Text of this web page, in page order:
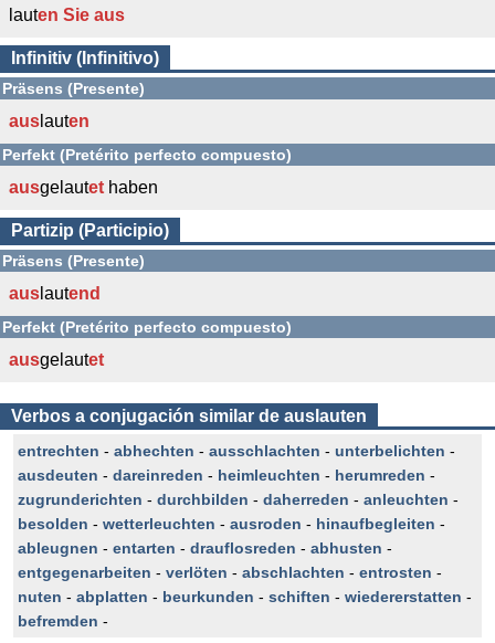
lauten Sie aus
Infinitiv (Infinitivo)
Präsens (Presente)
aus lauten
Perfekt (Pretérito perfecto compuesto)
ausgelautet haben
Partizip (Participio)
Präsens (Presente)
aus lautend
Perfekt (Pretérito perfecto compuesto)
ausgelautet
Verbos a conjugación similar de auslauten
entrechten - abhechten - ausschlachten - unterbelichten -
ausdeuten - dareinreden - heimleuchten - herumreden -
zugrunderichten - durchbilden - daherreden - anleuchten -
besolden - wetterleuchten - ausroden - hinaufbegleiten -
ableugnen - entarten - drauflosreden - abhusten -
entgegenarbeiten - verlöten - abschlachten - entrosten -
nuten - abplatten - beurkunden - schiften - wiedererstatten -
befremden -